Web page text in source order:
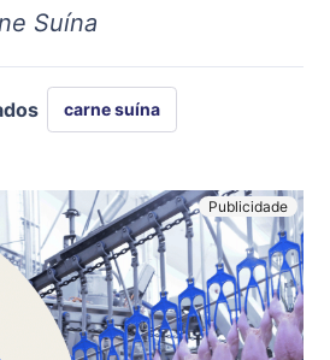
Suína
carne suína